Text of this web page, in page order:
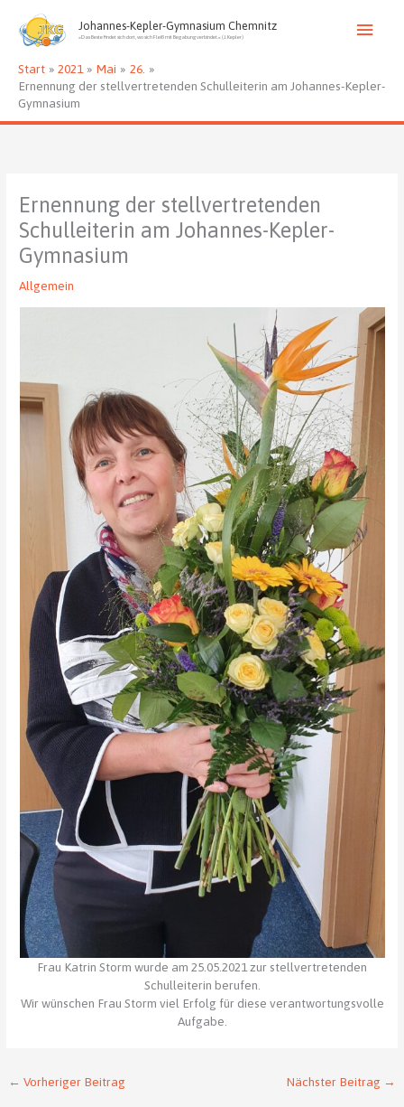
Inhalt
springen
Johannes-Kepler-Gymnasium Chemnitz
»Das Beste findet sich dort, wo sich Fleiß mit Begabung verbindet.« (J. Kepler)
Start 2021 Mai
26.
Ernennung der stellvertretenden Schulleiterin am Johannes-Kepler-
Gymnasium
Ernennung der stellvertretenden
Schulleiterin am Johannes-Kepler-
Gymnasium
Allgemein
Frau Katrin Storm wurde am 25.05.2021 zur stellvertretenden
Schulleiterin berufen.
Wir wünschen Frau Storm viel Erfolg für diese verantwortungsvolle
Aufgabe.
← Vorheriger Beitrag Nächster Beitrag →